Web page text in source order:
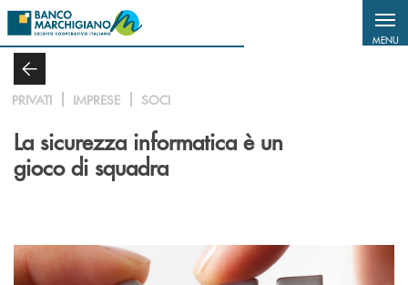
Salta al contenuto principale
MENU
PRIVATI IMPRESE SOCI
La sicurezza informatica è un
gioco di squadra